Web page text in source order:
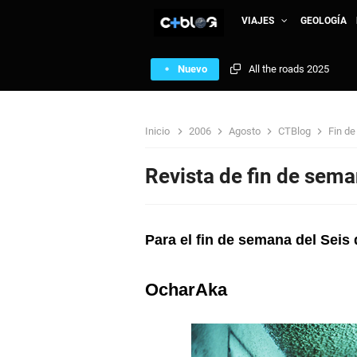
VIAJES GEOLOGÍA
Nuevo Reflexión 24
Mauritania: Nuakchott
Inicio 2006 Agosto CTBlog Fin
Revista de fin de
Para el fin de semana del Seis
OcharAka